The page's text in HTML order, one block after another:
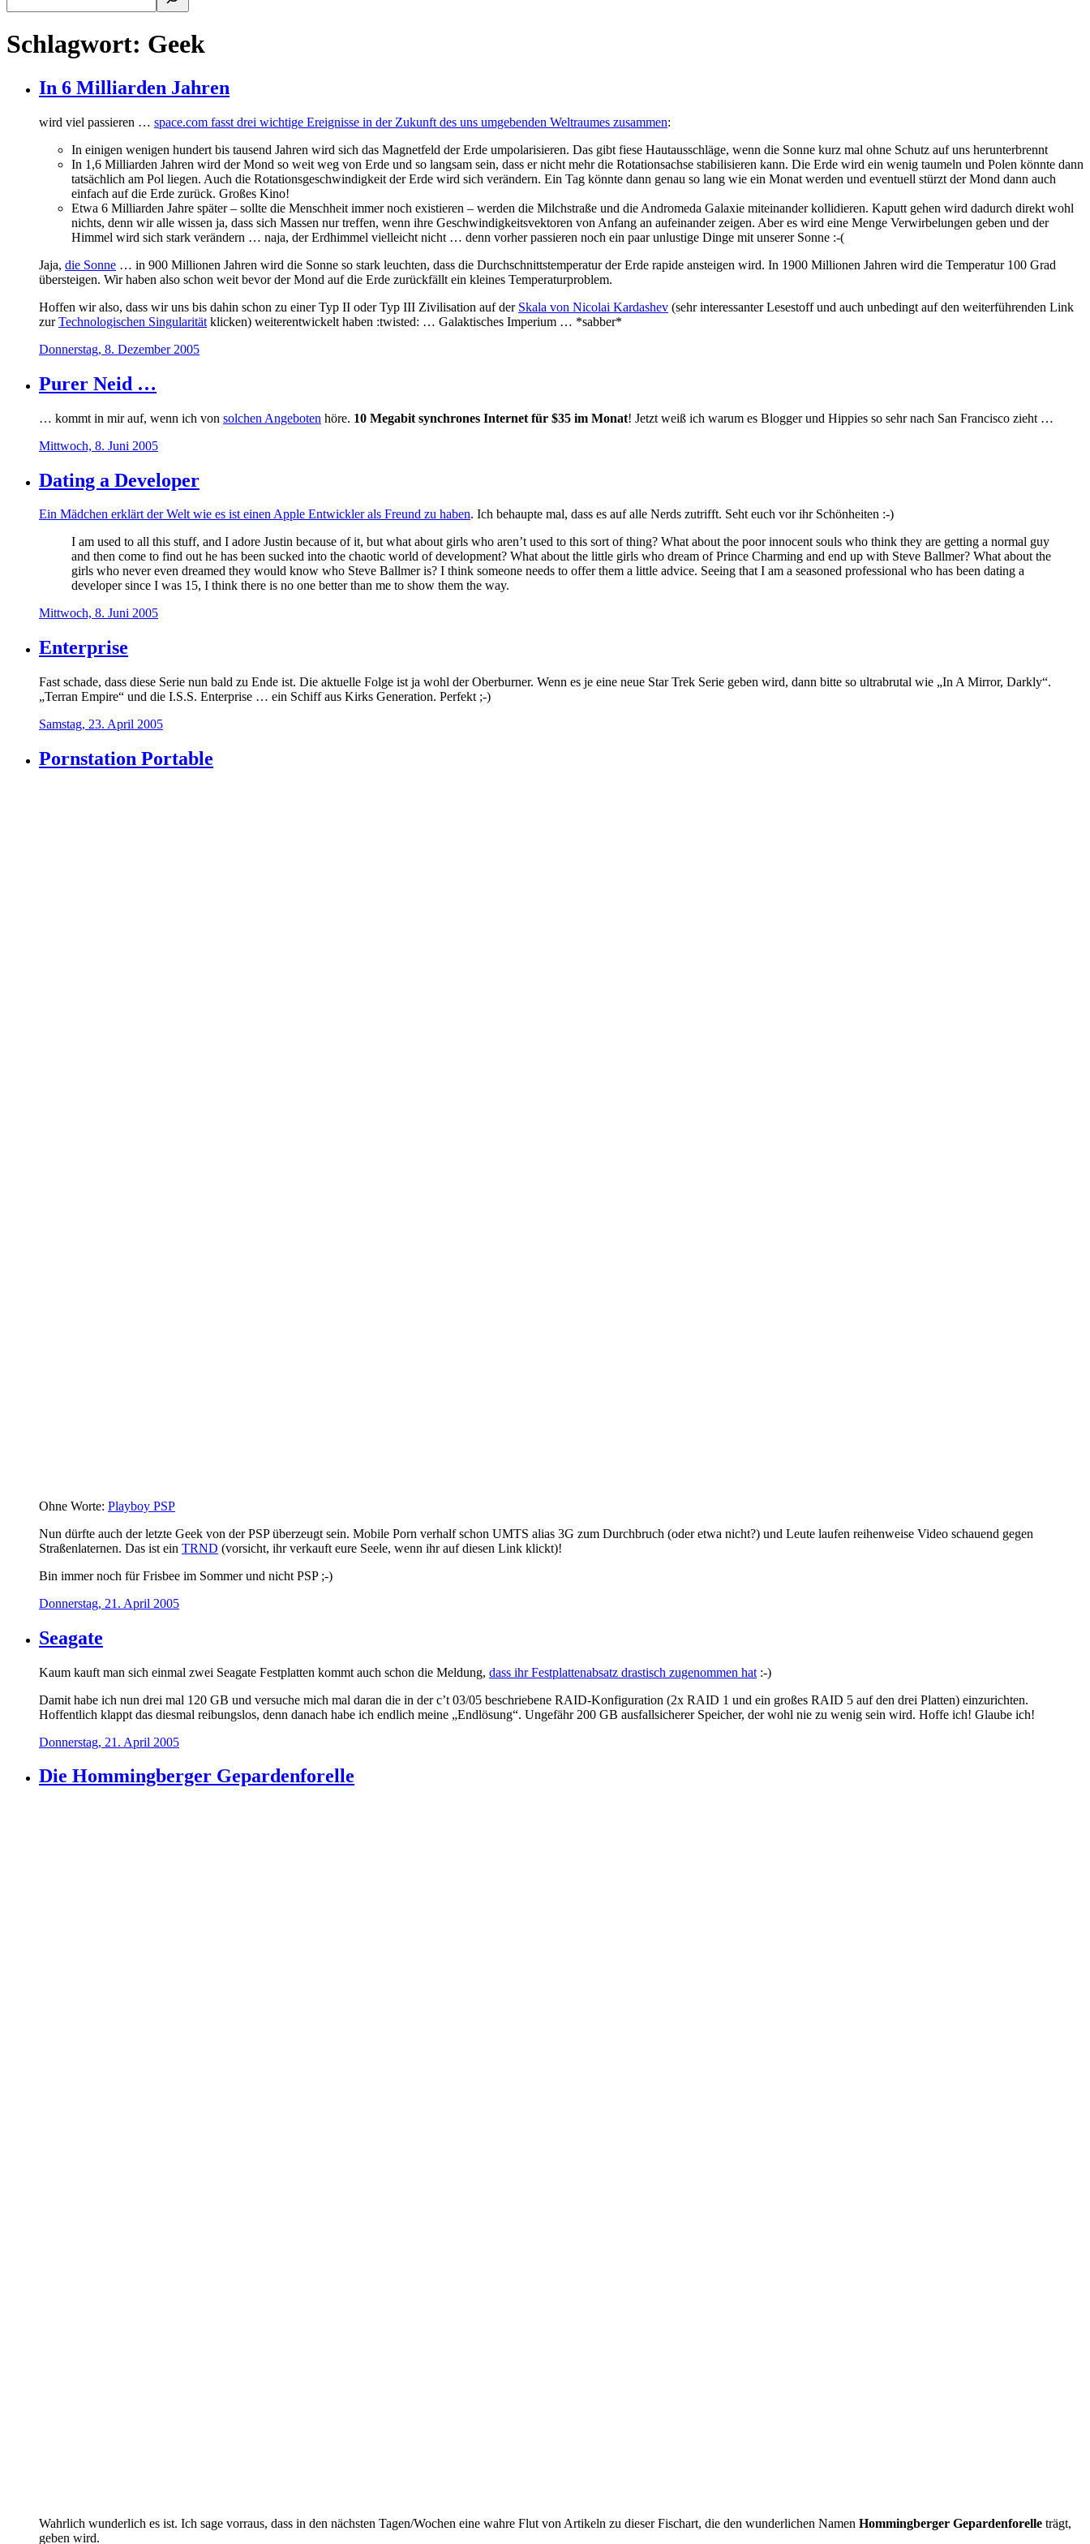
Schlagwort: Geek
In 6 Milliarden Jahren
wird viel passieren … space.com fasst drei wichtige Ereignisse in der Zukunft des uns umgebenden Weltraumes zusammen:
In einigen wenigen hundert bis tausend Jahren wird sich das Magnetfeld der Erde umpolarisieren. Das gibt fiese Hautausschläge, wenn die Sonne kurz mal ohne Schutz auf uns herunterbrennt
In 1,6 Milliarden Jahren wird der Mond so weit weg von Erde und so langsam sein, dass er nicht mehr die Rotationsachse stabilisieren kann. Die Erde wird ein wenig taumeln und Polen könnte dann
tatsächlich am Pol liegen. Auch die Rotationsgeschwindigkeit der Erde wird sich verändern. Ein Tag könnte dann genau so lang wie ein Monat werden und eventuell stürzt der Mond dann auch
einfach auf die Erde zurück. Großes Kino!
Etwa 6 Milliarden Jahre später – sollte die Menschheit immer noch existieren – werden die Milchstraße und die Andromeda Galaxie miteinander kollidieren. Kaputt gehen wird dadurch direkt wohl
nichts, denn wir alle wissen ja, dass sich Massen nur treffen, wenn ihre Geschwindigkeitsvektoren von Anfang an aufeinander zeigen. Aber es wird eine Menge Verwirbelungen geben und der
Himmel wird sich stark verändern … naja, der Erdhimmel vielleicht nicht … denn vorher passieren noch ein paar unlustige Dinge mit unserer Sonne :-(
Jaja, die Sonne … in 900 Millionen Jahren wird die Sonne so stark leuchten, dass die Durchschnittstemperatur der Erde rapide ansteigen wird. In 1900 Millionen Jahren wird die Temperatur 100 Grad
übersteigen. Wir haben also schon weit bevor der Mond auf die Erde zurückfällt ein kleines Temperaturproblem.
Hoffen wir also, dass wir uns bis dahin schon zu einer Typ II oder Typ III Zivilisation auf der Skala von Nicolai Kardashev (sehr interessanter Lesestoff und auch unbedingt auf den weiterführenden Link
zurTechnologischen Singularität klicken) weiterentwickelt haben :twisted: … Galaktisches Imperium … *sabber*
Donnerstag, 8. Dezember 2005
Purer Neid …
… kommt in mir auf, wenn ich von solchen Angeboten höre. 10 Megabit synchrones Internet für $35 im Monat! Jetzt weiß ich warum es Blogger und Hippies so sehr nach San Francisco zieht …
Mittwoch, 8. Juni 2005
Dating a Developer
Ein Mädchen erklärt der Welt wie es ist einen Apple Entwickler als Freund zu haben. Ich behaupte mal, dass es auf alle Nerds zutrifft. Seht euch vor ihr Schönheiten :-)
I am used to all this stuff, and I adore Justin because of it, but what about girls who aren’t used to this sort of thing? What about the poor innocent souls who think they are getting a normal guy
and then come to find out he has been sucked into the chaotic world of development? What about the little girls who dream of Prince Charming and end up with Steve Ballmer? What about the
girls who never even dreamed they would know who Steve Ballmer is? I think someone needs to offer them a little advice. Seeing that I am a seasoned professional who has been dating a
developer since I was 15, I think there is no one better than me to show them the way.
Mittwoch, 8. Juni 2005
Enterprise
Fast schade, dass diese Serie nun bald zu Ende ist. Die aktuelle Folge ist ja wohl der Oberburner. Wenn es je eine neue Star Trek Serie geben wird, dann bitte so ultrabrutal wie „In A Mirror, Darkly“.
„Terran Empire“ und die I.S.S. Enterprise … ein Schiff aus Kirks Generation. Perfekt ;-)
Samstag, 23. April 2005
Pornstation Portable
Ohne Worte: Playboy PSP
Nun dürfte auch der letzte Geek von der PSP überzeugt sein. Mobile Porn verhalf schon UMTS alias 3G zum Durchbruch (oder etwa nicht?) und Leute laufen reihenweise Video schauend gegen
Straßenlaternen. Das ist ein TRND (vorsicht, ihr verkauft eure Seele, wenn ihr auf diesen Link klickt)!
Bin immer noch für Frisbee im Sommer und nicht PSP ;-)
Donnerstag, 21. April 2005
Seagate
Kaum kauft man sich einmal zwei Seagate Festplatten kommt auch schon die Meldung, dass ihr Festplattenabsatz drastisch zugenommen hat :-)
Damit habe ich nun drei mal 120 GB und versuche mich mal daran die in der c’t 03/05 beschriebene RAID-Konfiguration (2x RAID 1 und ein großes RAID 5 auf den drei Platten) einzurichten.
Hoffentlich klappt das diesmal reibungslos, denn danach habe ich endlich meine „Endlösung“. Ungefähr 200 GB ausfallsicherer Speicher, der wohl nie zu wenig sein wird. Hoffe ich! Glaube ich!
Donnerstag, 21. April 2005
Die Hommingberger Gepardenforelle
Wahrlich wunderlich es ist. Ich sage vorraus, dass in den nächsten Tagen/Wochen eine wahre Flut von Artikeln zu dieser Fischart, die den wunderlichen Namen Hommingberger Gepardenforelle trägt,
geben wird.